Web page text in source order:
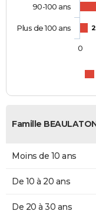
2
90-100 ans
Plus de 100 ans
0
Famille
Moins de 10 ans
De 10 à 20 ans
De 20 à 30 ans